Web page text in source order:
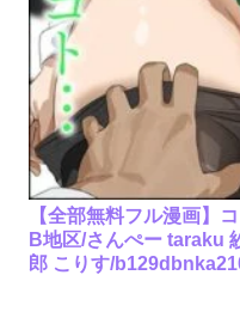
【全部無料フル漫画】
B地区/さんぺー taraku
郎 こりす/